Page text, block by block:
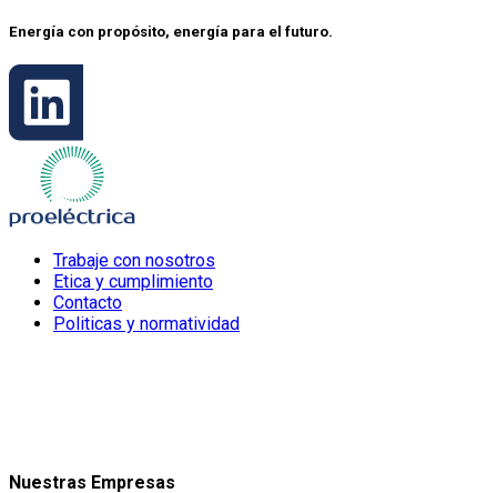
Energía con propósito, energía para el futuro.
Trabaje con nosotros
Etica y cumplimiento
Contacto
Politicas y normatividad
Nuestras Empresas